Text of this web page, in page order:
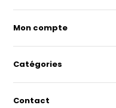
Mon compte
Catégories
Contact